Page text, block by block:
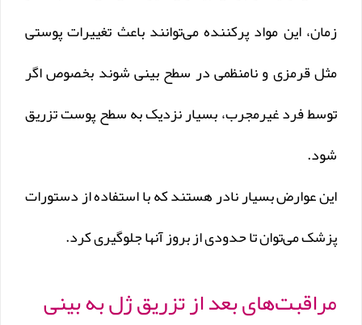
زمان، این مواد پرکننده می‌توانند باعث تغییرات پوستی
مثل قرمزی و نامنظمی در سطح بینی شوند بخصوص اگر
توسط فرد غیرمجرب، بسیار نزدیک به سطح پوست تزریق
شود.
این عوارض بسیار نادر هستند که با استفاده از دستورات
پزشک می‌توان تا حدودی از بروز آنها جلوگیری کرد.
مراقبت‌های بعد از تزریق ژل به بینی